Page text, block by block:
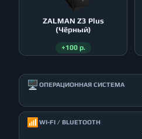
ZALMAN Z3 Plus
(Чёрный)
+100 р.
🖥️ ОПЕРАЦИОННАЯ СИСТЕМА
📶 WI-FI / BLUETOOTH